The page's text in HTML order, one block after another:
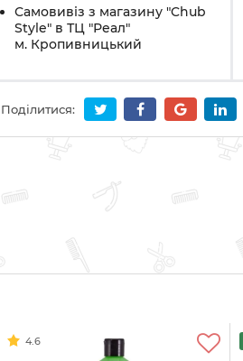
Самовивіз з магазину "Chub
Style" в ТЦ "Реал"
м. Кропивницький
Поділитися:
4.6